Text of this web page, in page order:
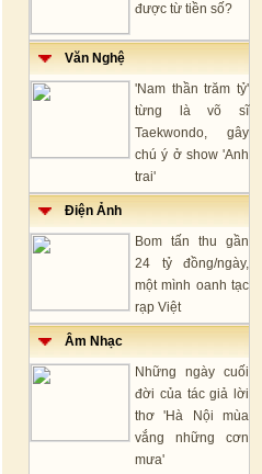
được từ tiền số?
Văn Nghệ
'Nam thần trăm tỷ'
từng là võ sĩ
Taekwondo, gây
chú ý ở show 'Anh
trai'
Điện Ảnh
Bom tấn thu gần
24 tỷ đồng/ngày,
một mình oanh tạc
rạp Việt
Âm Nhạc
Những ngày cuối
đời của tác giả lời
thơ 'Hà Nội mùa
vắng những cơn
mưa'